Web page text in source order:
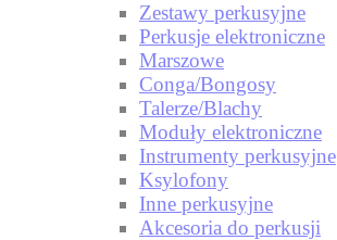
Zestawy perkusyjne
Perkusje elektroniczne
Marszowe
Conga/Bongosy
Talerze/Blachy
Moduły elektroniczne
Instrumenty perkusyjne
Ksylofony
Inne perkusyjne
Akcesoria do perkusji